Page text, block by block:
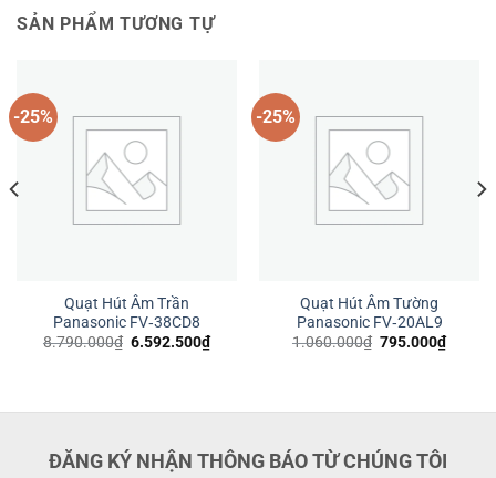
SẢN PHẨM TƯƠNG TỰ
-25%
Quạt Hút Âm Trần
Panasonic FV‑38CD8
8.790.000₫ Giá
6.592.500₫Giá
hiện
-25%
Quạt Hút Âm Tường
Panasonic FV‑20AL9
1.060.000₫ Giá
795.000₫Giá
hiện
ĐĂNG KÝ NHẬN THÔNG BÁO TỪ CHÚNG TÔI